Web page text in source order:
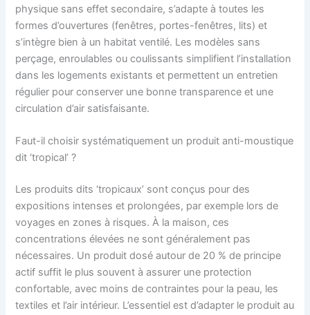
physique sans effet secondaire, s’adapte à toutes les
formes d’ouvertures (fenêtres, portes-fenêtres, lits) et
s’intègre bien à un habitat ventilé. Les modèles sans
perçage, enroulables ou coulissants simplifient l’installation
dans les logements existants et permettent un entretien
régulier pour conserver une bonne transparence et une
circulation d’air satisfaisante.
Faut-il choisir systématiquement un produit anti-moustique
dit ‘tropical’ ?
Les produits dits ‘tropicaux’ sont conçus pour des
expositions intenses et prolongées, par exemple lors de
voyages en zones à risques. À la maison, ces
concentrations élevées ne sont généralement pas
nécessaires. Un produit dosé autour de 20 % de principe
actif suffit le plus souvent à assurer une protection
confortable, avec moins de contraintes pour la peau, les
textiles et l’air intérieur. L’essentiel est d’adapter le produit au